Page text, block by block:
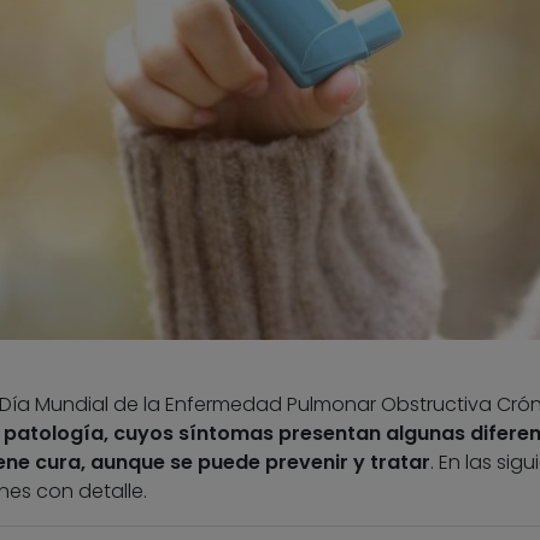
Mundial de la Enfermedad Pulmonar Obstructiva
patología, cuyos síntomas presentan algunas
cura, aunque se puede prevenir y tratar. En las
con detalle.